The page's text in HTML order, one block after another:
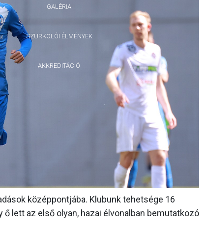
GALÉRIA
SZURKOLÓI ÉLMÉNYEK
AKKREDITÁCIÓ
középpontjába. Klubunk tehetsége 16
lett az első olyan, hazai élvonalban bemutatkozó